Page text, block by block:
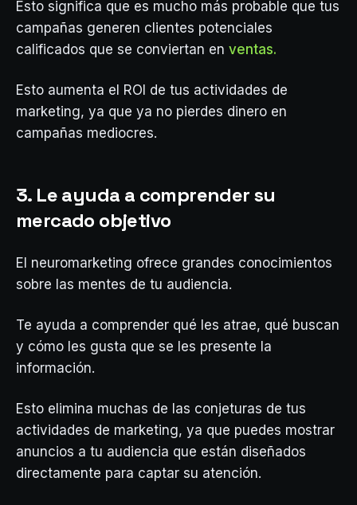
Esto significa que es mucho más probable que tus
campañas generen clientes potenciales
calificados que se conviertan en ventas.
Esto aumenta el ROI de tus actividades de
marketing, ya que ya no pierdes dinero en
campañas mediocres.
3. Le ayuda a comprender su
mercado objetivo
El neuromarketing ofrece grandes conocimientos
sobre las mentes de tu audiencia.
Te ayuda a comprender qué les atrae, qué buscan
y cómo les gusta que se les presente la
información.
Esto elimina muchas de las conjeturas de tus
actividades de marketing, ya que puedes mostrar
anuncios a tu audiencia que están diseñados
directamente para captar su atención.